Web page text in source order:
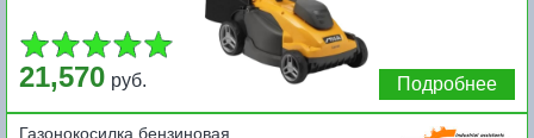
21,570 руб. Подробнее
Газонокосилка бензиновая